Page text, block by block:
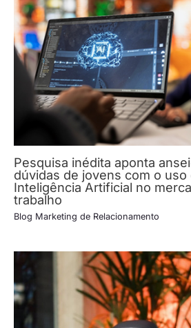
Pesquisa inédita aponta
dúvidas de jovens com o uso
Inteligência Artificial no
trabalho
Blog Marketing de Relacionamento